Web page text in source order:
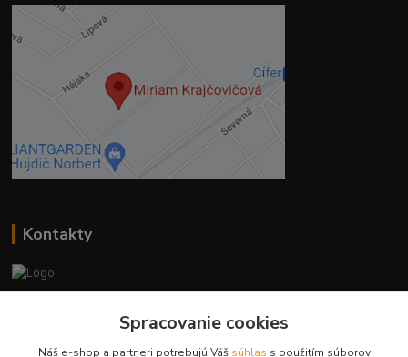
Kontakty
+421 944 394 715Spracovanie cookies
Náš e-shop a partneri potrebujú Váš súhlas s použitím súborov